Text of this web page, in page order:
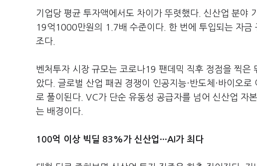
기업당 평균 투자액에서도 차이가 뚜렷했다. 신산업 분
19억1000만원의 1.7배 수준이다. 한 번에 투입되는 자금
조다.
벤처투자 시장 규모는 코로나19 팬데믹 직후 정점을 찍
았다. 글로벌 산업 패권 경쟁이 인공지능·반도체·바이오
로 풀이된다. VC가 단순 유동성 공급자를 넘어 신산업 자
는 배경이다.
100억 이상 빅딜 83%가 신산업···AI가 최다